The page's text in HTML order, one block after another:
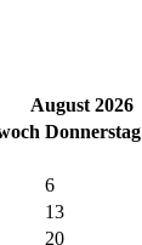
August 2026
Donnerstag
6
13
20